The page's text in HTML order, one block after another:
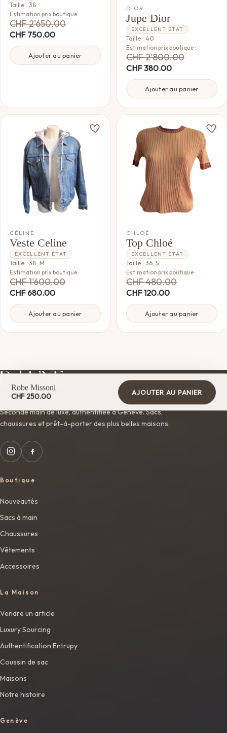
Taille : 38
Estimation prix boutique :
CHF2'650.00
CHF750.00
Ajouter au panier
DIOR
Jupe Dior
EXCELLENT ÉTAT
Taille : 40
Estimation prix boutique :
CHF2'800.00
CHF380.00
Ajouter au panier
CÉLINE
Veste Celine
EXCELLENT ÉTAT
Taille : 38, M
Estimation prix boutique :
CHF1'600.00
CHF680.00
Ajouter au panier
CHLOÉ
Top Chloé
EXCELLENT ÉTAT
Taille : 36, S
Estimation prix boutique :
CHF480.00
CHF120.00
Ajouter au panier
Robe Missoni
CHF 250.00 AJOUTER AU PANIER
Seconde main de luxe, authentifiée à Genève. Sacs,
chaussures et prêt-à-porter des plus belles maisons.
Boutique
Nouveautés
Sacs à main
Chaussures
Vêtements
Accessoires
La Maison
Vendre un article
Luxury Sourcing
Authentification Entrupy
Coussin de sac
Maisons
Notre histoire
Genève